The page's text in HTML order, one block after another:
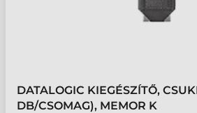
DATALOGIC KIEGÉSZÍTŐ,
DB/CSOMAG), MEMOR K